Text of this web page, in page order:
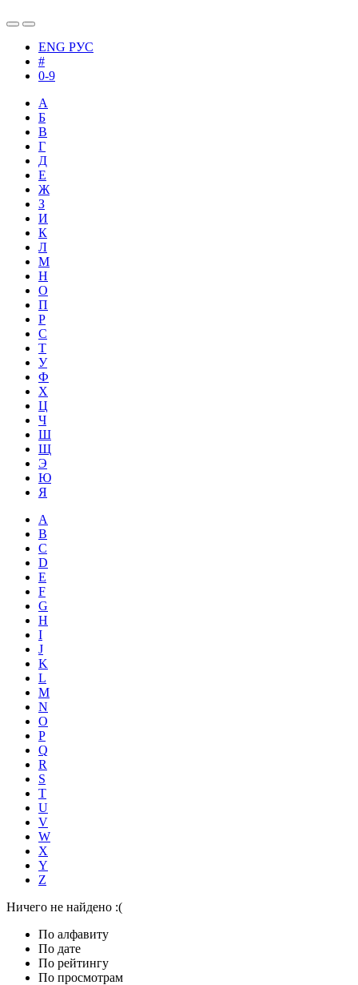
ENG РУС
#
0-9
А
Б
В
Г
Д
Е
Ж
З
И
К
Л
М
Н
О
П
Р
С
Т
У
Ф
Х
Ц
Ч
Ш
Щ
Э
Ю
Я
A
B
C
D
E
F
G
H
I
J
K
L
M
N
O
P
Q
R
S
T
U
V
W
X
Y
Z
Ничего не найдено :(
По алфавиту
По дате
По рейтингу
По просмотрам